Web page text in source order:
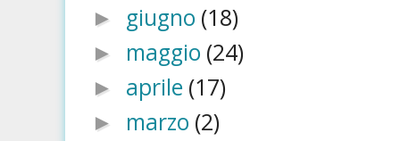
► giugno (18)
► maggio (24)
► aprile (17)
► marzo (2)